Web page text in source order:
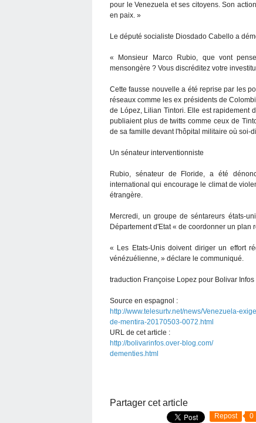
pour le Venezuela et ses citoyens. Son
en paix. »
Le député socialiste Diosdado Cabello a
« Monsieur Marco Rubio, que vont
mensongère ? Vous discréditez votre
Cette fausse nouvelle a été reprise par les
réseaux comme les ex présidents de
de López, Lilian Tintori. Elle est rapidement
publiaient plus de twitts comme ceux de
de sa famille devant l'hôpital militaire où soi-
Un sénateur interventionniste
Rubio, sénateur de Floride, a été
international qui encourage le climat de
étrangère.
Mercredi, un groupe de séntareurs états-
Département d'Etat « de coordonner un
« Les Etats-Unis doivent diriger un effort
vénézuélienne, » déclare le communiqué.
traduction Françoise Lopez pour Bolivar Infos
Source en espagnol :
http://www.telesurtv.net/news/Venezuela-
de-mentira-20170503-0072.html
URL de cet article :
http://bolivarinfos.over-blog.com/
dementies.html
Partager cet article
Repost 0